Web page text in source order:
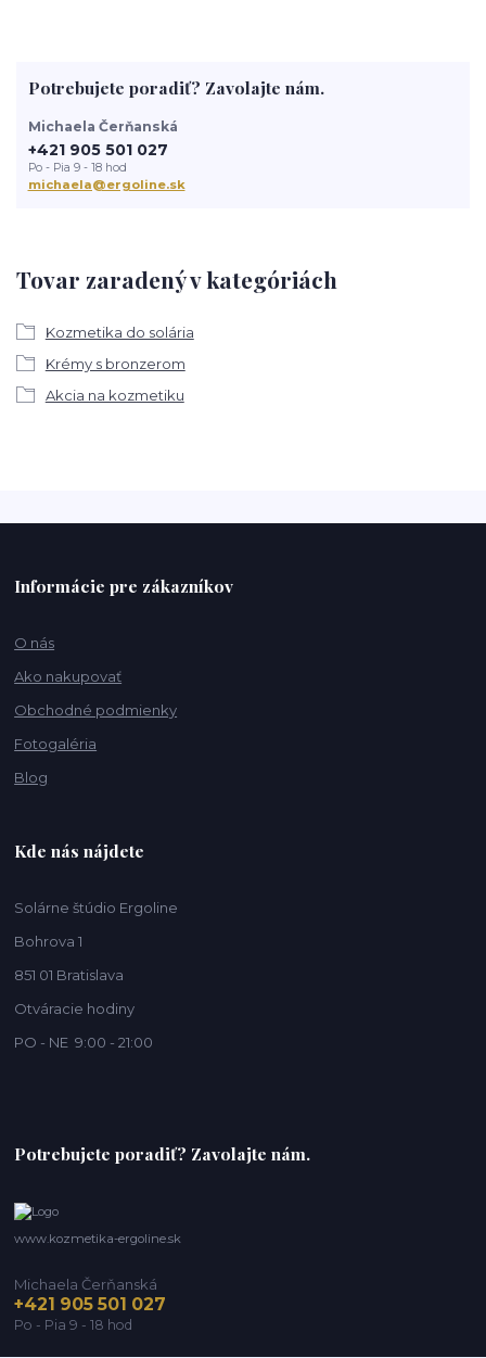
Tovar zaradený v kategóriách
Kozmetika do solária
Krémy s bronzerom
Akcia na kozmetiku
Potrebujete poradiť? Zavolajte nám.
Michaela Čerňanská
+421 905 501 027
Po - Pia 9 - 18 hod
michaela@ergoline.sk
Informácie pre zákazníkov
O nás
Ako nakupovať
Obchodné podmienky
Fotogaléria
Blog
Kde nás nájdete
Solárne štúdio Ergoline
Bohrova 1
851 01 Bratislava
Otváracie hodiny
PO - NE 9:00 - 21:00
Potrebujete poradiť? Zavolajte nám.
www.kozmetika-ergoline.sk
Michaela Čerňanská
+421 905 501 027
Po - Pia 9 - 18 hod